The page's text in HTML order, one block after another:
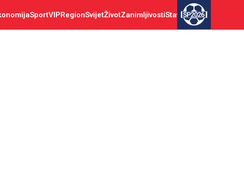
SportVIPRegionSvijetŽivotZanimljivostiStav SP2026